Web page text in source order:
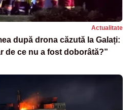
Actualitate
după drona căzută la Galați:
de ce nu a fost doborâtă?”